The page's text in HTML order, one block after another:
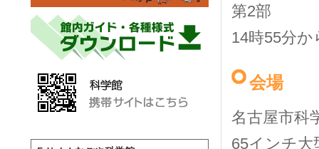
第2部
14時55分
会場
名古屋市
65インチ